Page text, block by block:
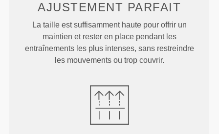
AJUSTEMENT PARFAIT
La taille est suffisamment haute pour offrir un
maintien et rester en place pendant les
entraînements les plus intenses, sans restreindre
les mouvements ou trop couvrir.